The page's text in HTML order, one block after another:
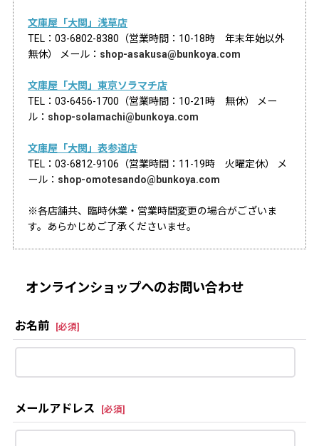
文庫屋「大関」浅草店
TEL：03-6802-8380（営業時間：10-18時 年末年始以外
無休） メール： shop-asakusa@bunkoya.com
文庫屋「大関」東京ソラマチ店
TEL：03-6456-1700（営業時間：10-21時 無休） メー
ル： shop-solamachi@bunkoya.com
文庫屋「大関」表参道店
TEL：03-6812-9106（営業時間：11-19時 火曜定休） メ
ール： shop-omotesando@bunkoya.com
※各店舗共、臨時休業・営業時間変更の場合がございま
す。あらかじめご了承くださいませ。
オンラインショップへのお問い合わせ
お名前 [必須]
メールアドレス [必須]